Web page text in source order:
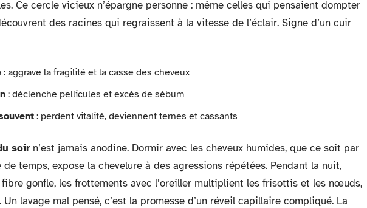
Ce cercle vicieux n’épargne personne : même celles qui pensaient dompter
des racines qui regraissent à la vitesse de l’éclair. Signe d’un cuir
: aggrave la fragilité et la casse des cheveux
: déclenche pellicules et excès de sébum
: perdent vitalité, deviennent ternes et cassants
soir n’est jamais anodine. Dormir avec les cheveux humides, que ce soit par
temps, expose la chevelure à des agressions répétées. Pendant la nuit,
fibre gonfle, les frottements avec l’oreiller multiplient les frisottis et les nœuds,
lavage mal pensé, c’est la promesse d’un réveil capillaire compliqué. La